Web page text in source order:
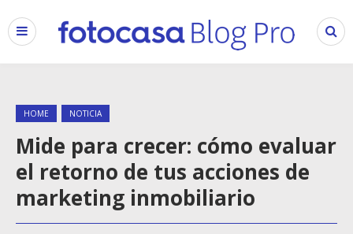
HOME NOTICIA
Mide para crecer: cómo evaluar
el retorno de tus acciones de
marketing inmobiliario